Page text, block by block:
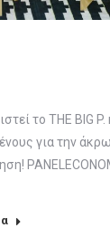
το ΤHE BIG P.
για την